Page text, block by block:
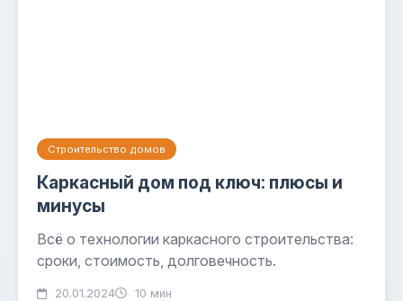
Строительство домов
Каркасный дом под ключ: плюсы и
минусы
Всё о технологии каркасного строительства:
сроки, стоимость, долговечность.
20.01.2024 10 мин